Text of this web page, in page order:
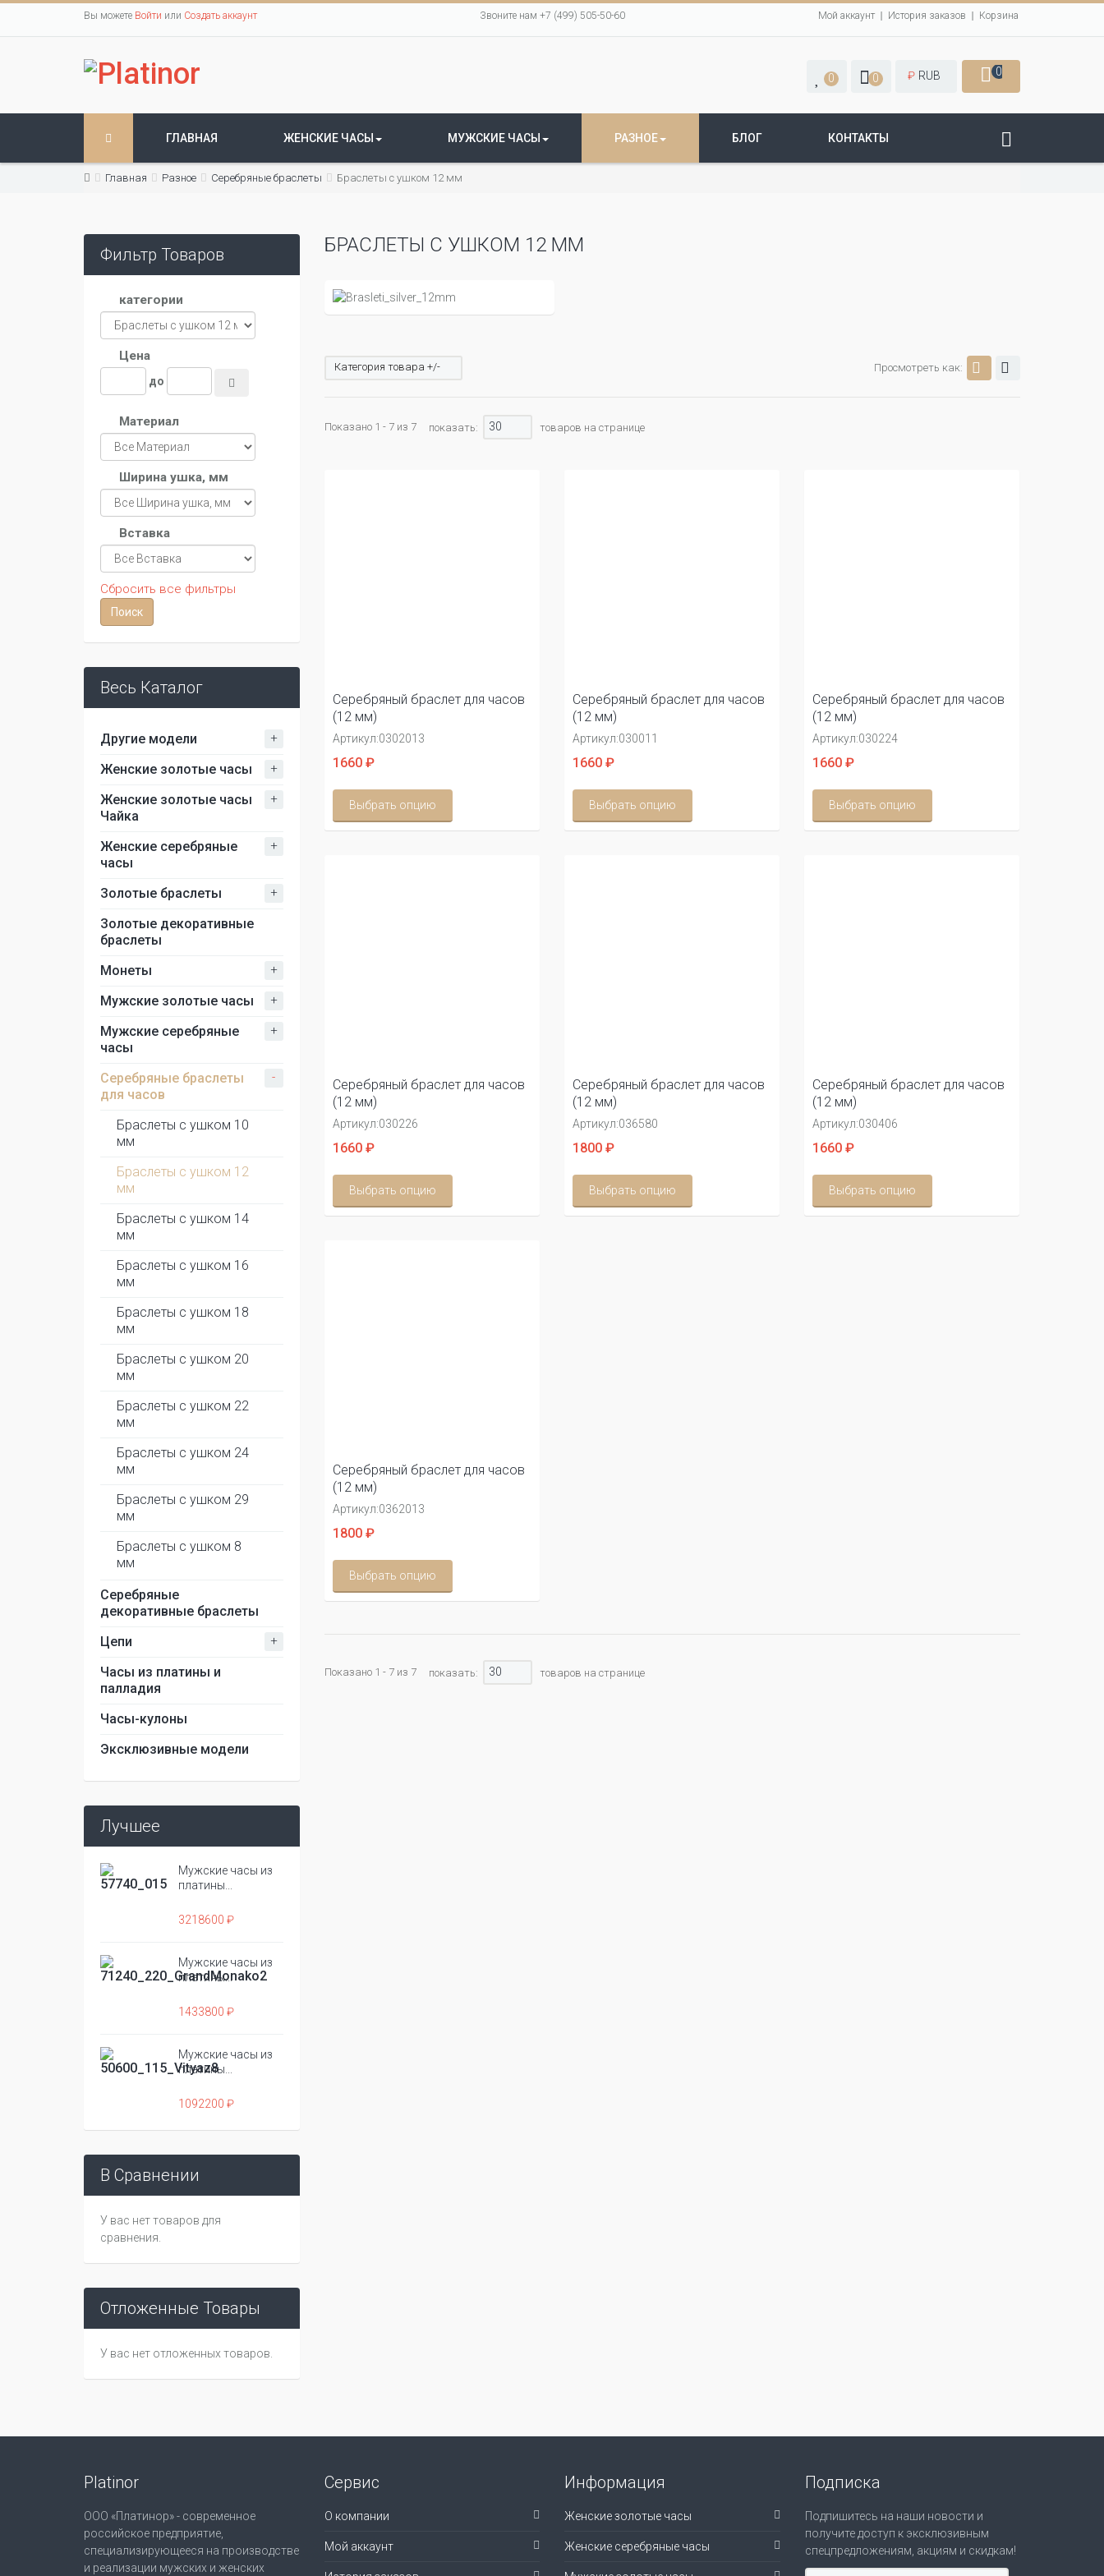
Вы можете Войти или Создать аккаунт Звоните нам +7 (499) 505-50-60 Мой аккаунт История заказов Корзина
0 0 ₽ RUB 0
ГЛАВНАЯ ЖЕНСКИЕ ЧАСЫ МУЖСКИЕ ЧАСЫ РАЗНОЕ БЛОГ КОНТАКТЫ
Главная Разное Серебряные браслеты Браслеты с ушком 12 мм
Фильтр Товаров
категории
Цена
до
Материал
Ширина ушка, мм
Вставка
Сбросить все фильтры
Весь Каталог
Другие модели +
Женские золотые часы +
Женские золотые часы
Чайка
+
Женские серебряные
часы
+
Золотые браслеты +
Золотые декоративные
браслеты
Монеты
+
Мужские золотые часы +
Мужские серебряные
часы
+
Серебряные браслеты
для часов
-
Браслеты с ушком 10
мм
Браслеты с ушком 12
мм
Браслеты с ушком 14
мм
Браслеты с ушком 16
мм
Браслеты с ушком 18
мм
Браслеты с ушком 20
мм
Браслеты с ушком 22
мм
Браслеты с ушком 24
мм
Браслеты с ушком 29
мм
Браслеты с ушком 8
мм
Серебряные
декоративные браслеты
Цепи
+
Часы из платины и
палладия
Часы-кулоны
Эксклюзивные модели
Лучшее
Мужские часы из
платины...
3218600 ₽
Мужские часы из
платины...
1433800 ₽
Мужские часы из
платины...
1092200 ₽
В Сравнении
У вас нет товаров для
сравнения.
Отложенные Товары
У вас нет отложенных товаров.
БРАСЛЕТЫ С УШКОМ 12 ММ
Просмотреть как:
Категория товара +/-
Показано 1 - 7 из 7 показать: 30 товаров на странице
Серебряный браслет для часов
(12 мм)
Артикул:0302013
1660 ₽
Выбрать опцию
Серебряный браслет для часов
(12 мм)
Артикул:030011
1660 ₽
Выбрать опцию
Серебряный браслет для часов
(12 мм)
Артикул:030224
1660 ₽
Выбрать опцию
Серебряный браслет для часов
(12 мм)
Артикул:030226
1660 ₽
Выбрать опцию
Серебряный браслет для часов
(12 мм)
Артикул:036580
1800 ₽
Выбрать опцию
Серебряный браслет для часов
(12 мм)
Артикул:030406
1660 ₽
Выбрать опцию
Серебряный браслет для часов
(12 мм)
Артикул:0362013
1800 ₽
Выбрать опцию
Показано 1 - 7 из 7 показать: 30 товаров на странице
Platinor
ООО «Платинор» - современное
российское предприятие,
специализирующееся на производстве
и реализации мужских и женских
Сервис
О компании
Мой аккаунт
Информация
Женские золотые часы
Женские серебряные часы
Подписка
Подпишитесь на наши новости и
получите доступ к эксклюзивным
спецпредложениям, акциям и скидкам!